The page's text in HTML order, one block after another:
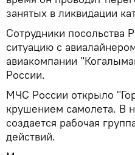
занятых в ликвидации
Сотрудники посольства
ситуацию с
авиакомпании
России.
МЧС России открыло
крушением самолета. В
создается рабочая
действий.